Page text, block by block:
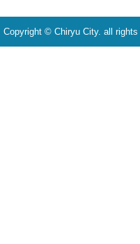
Copyright © Chiryu City. all rights